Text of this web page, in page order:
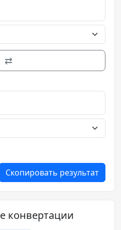
⇄
Скопировать результат
конвертации